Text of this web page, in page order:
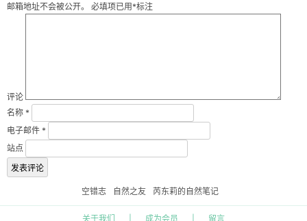
邮箱地址不会被公开。 必填项已用*标注
评论
名称 *
电子邮件 *
站点
空错志 自然之友 芮东莉的自然笔记
关于我们 成为会员 留言